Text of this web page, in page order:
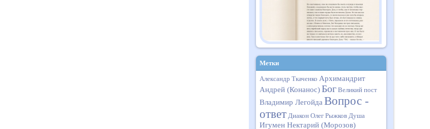
Метки
Александр Ткаченко Архимандрит
Андрей (Конанос)Бог Великий пост
Владимир ЛегойдаВопрос -
ответ Диакон Олег Рыжков Душа
Игумен Нектарий (Морозов)